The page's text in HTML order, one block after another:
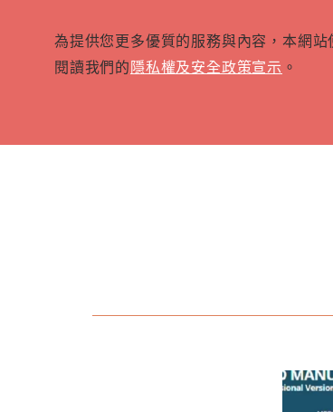
為提供您更多優質的服務與內容，本網
閱讀我們的隱私權及安全政策宣示 。